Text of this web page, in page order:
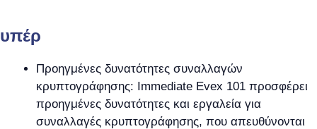
υπέρ
Προηγμένες δυνατότητες συναλλαγών
κρυπτογράφησης: Immediate Evex 101 προσφέρει
προηγμένες δυνατότητες και εργαλεία για
συναλλαγές κρυπτογράφησης, που απευθύνονται